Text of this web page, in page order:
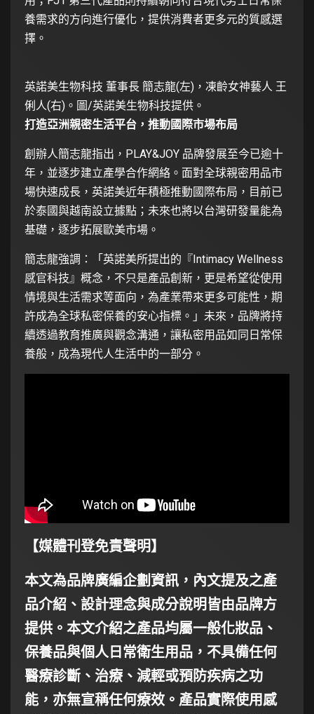
養需求的方向進行優化，提供消費者更多元的質感選
擇。
英諾美生物科技 董事長 簡志龍(左)，凍齡女神藝人 王
俐人(右)。圖/英諾美生物科技提供。
打造亞洲親密生活平台，推動國際市場布局
創辦人簡志龍指出，PLAY&JOY 品牌發展至今已逾十
年，並逐步建立產學合作網絡。面對全球親密用品市
場快速成長，英諾美近年積極推動國際布局，目前已
於泰國與越南設立據點；未來也將以台灣研發量能為
基礎，逐步拓展歐美市場。
簡志龍強調：「英諾美所提出的『Intimacy Wellness
感官科技』概念，不只是產品創新，更是希望從使用
情境與生活需求等面向，為產業帶來更多可能性，期
許成為全球私密保養的安心指標。」未來，品牌將持
續透過教育推廣與觀念溝通，讓私密用品如同日常保
養般，成為現代人生活中的一部分。
【媒體刊登免責聲明】
本文為品牌廣編企劃資訊，內文提及之產
品介紹、設計理念與成分說明皆由品牌方
提供。本文介紹之產品均屬一般化妝品、
保養品與個人日常衛生用品，不具備任何
醫療診斷、治療、減輕或預防疾病之功
能，亦無宣稱任何療效。產品實際使用感